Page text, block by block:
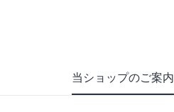
当ショップのご案内